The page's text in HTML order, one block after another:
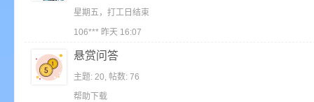
星期五，打工日结束
106*** 昨天 16:07
悬赏问答
主题: 20, 帖数: 76
帮助下载